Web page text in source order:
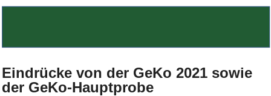
Eindrücke von der GeKo 2021 sowie
der GeKo-Hauptprobe